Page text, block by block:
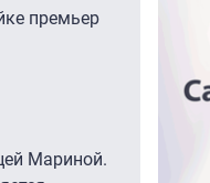
премьер
Мариной.